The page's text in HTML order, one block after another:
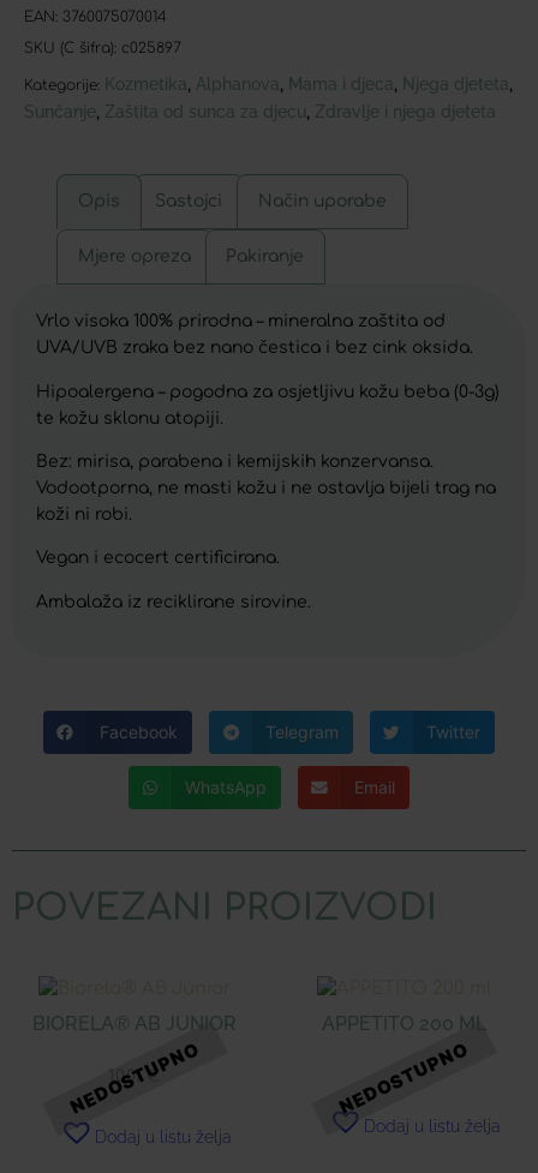
EAN: 3760075070014
SKU (C šifra): c025897
Kategorije: Kozmetika Alphanova Mama i djeca Njega djeteta
Sunčanje Zaštita od sunca za djecu Zdravlje i njega djeteta
Opis Sastojci Način uporabe
Mjere opreza Pakiranje
Vrlo visoka 100% prirodna – mineralna zaštita od
UVA/UVB zraka bez nano čestica i bez cink oksida.
Hipoalergena – pogodna za osjetljivu kožu beba (0-3g)
te kožu sklonu atopiji.
Bez: mirisa, parabena i kemijskih konzervansa.
Vodootporna, ne masti kožu i ne ostavlja bijeli trag na
koži ni robi.
Vegan i ecocert certificirana.
Ambalaža iz reciklirane sirovine.
Facebook Telegram Twitter
WhatsApp Email
POVEZANI PROIZVODI
BIORELA® AB JUNIOR
10,01€
Dodaj u listu želja
APPETITO 200 ML
Dodaj u listu želja